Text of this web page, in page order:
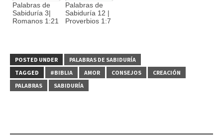
Palabras de
Sabiduría 3|
Romanos 1:21
Palabras de
Sabiduría 12 |
Proverbios 1:7
POSTED UNDER
PALABRAS DE SABIDURÍA
TAGGED
#BIBLIA AMOR CONSEJOS
CREACIÓN
PALABRAS
SABIDURÍA